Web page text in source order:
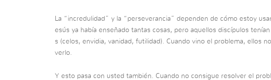
La “incredulidad” y la “perseverancia” dependen de cómo estoy
esús ya había enseñado tantas cosas, pero aquellos discípulos
s (celos, envidia, vanidad, futilidad). Cuando vino el problema, ellos
verlo.
Y esto pasa con usted también. Cuando no consigue resolver el